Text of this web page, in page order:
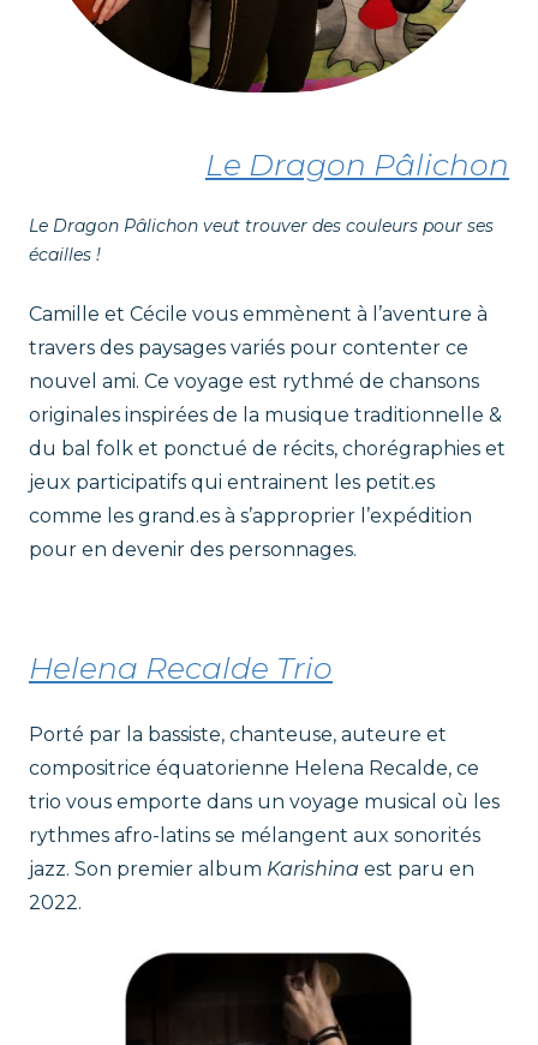
Le Dragon Pâlichon
Le Dragon Pâlichon veut trouver des couleurs pour ses
écailles !
Camille et Cécile vous emmènent à l’aventure à
travers des paysages variés pour contenter ce
nouvel ami. Ce voyage est rythmé de chansons
originales inspirées de la musique traditionnelle &
du bal folk et ponctué de récits, chorégraphies et
jeux participatifs qui entrainent les petit.es
comme les grand.es à s’approprier l’expédition
pour en devenir des personnages.
Helena Recalde Trio
Porté par la bassiste, chanteuse, auteure et
compositrice équatorienne Helena Recalde, ce
trio vous emporte dans un voyage musical où les
rythmes afro-latins se mélangent aux sonorités
jazz. Son premier album Karishina est paru en
2022.